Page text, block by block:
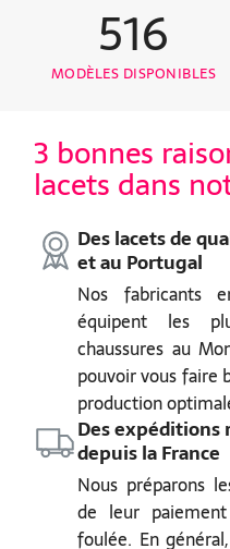
516
MODÈLES DISPONIBLES
3 bonnes
lacets dans
Des lacets de
et au Portugal
Nos fabricants
équipent les
chaussures au
pouvoir vous faire
production
Des expéditions
depuis la France
Nous préparons
de leur
foulée. En